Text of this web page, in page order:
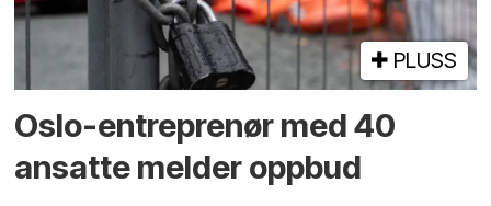
PLUSS
Oslo-entreprenør med 40
ansatte melder oppbud